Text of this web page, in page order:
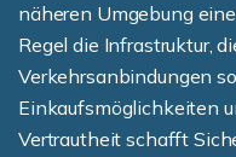
näheren Umgebung
Regel die Infrastruktur,
Verkehrsanbindungen
Einkaufsmöglichkeiten
Vertrautheit schafft